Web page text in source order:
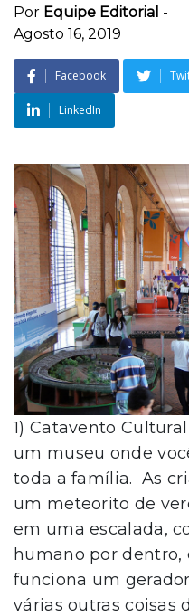
Por Equipe Editorial -
Agosto 16, 2019
Facebook
LinkedIn
1) Catavento
um museu onde
toda a família. As
um meteorito de
em uma escalada,
humano por dentro,
funciona um
várias outras coisas